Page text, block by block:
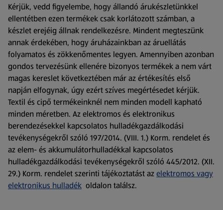
Kérjük, vedd figyelembe, hogy állandó árukészletünkkel
ellentétben ezen termékek csak korlátozott számban, a
készlet erejéig állnak rendelkezésre. Mindent megteszünk
annak érdekében, hogy áruházainkban az áruellátás
folyamatos és zökkenőmentes legyen. Amennyiben azonban
gondos tervezésünk ellenére bizonyos termékek a nem várt
magas kereslet következtében már az értékesítés első
napján elfogynak, úgy ezért szíves megértésedet kérjük.
Textil és cipő termékeinknél nem minden modell kapható
minden méretben. Az elektromos és elektronikus
berendezésekkel kapcsolatos hulladékgazdálkodási
tevékenységekről szóló 197/2014. (VIII. 1.) Korm. rendelet és
az elem- és akkumulátorhulladékkal kapcsolatos
hulladékgazdálkodási tevékenységekről szóló 445/2012. (XII.
29.) Korm. rendelet szerinti tájékoztatást azelektromos vagy
elektronikus hulladék oldalon találsz.